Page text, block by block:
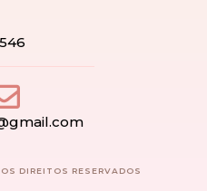
DIREITOS RESERVADOS